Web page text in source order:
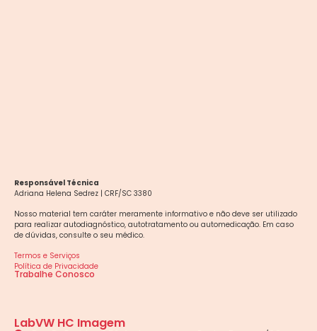
Responsável Técnica
Adriana Helena Sedrez | CRF/SC 3380
Nosso material tem caráter meramente informativo e não deve ser utilizado
para realizar autodiagnóstico, autotratamento ou automedicação. Em caso
de dúvidas, consulte o seu médico.
Termos e Serviços
Política de Privacidade
Trabalhe Conosco
LabVW HC Imagem